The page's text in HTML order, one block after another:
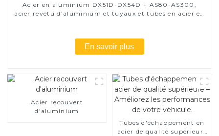
Acier en aluminium DX51D-DX54D + AS80-AS300,
acier revêtu d'aluminium et tuyaux et tubes en acier en
En savoir plus
Acier recouvert
d'aluminium
Tubes d'échappement en
acier de qualité supérieure